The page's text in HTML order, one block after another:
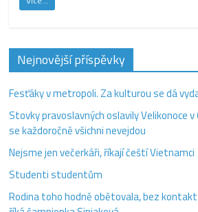
Nejnovější příspěvky
Fesťáky v metropoli. Za kulturou se dá
Stovky pravoslavných oslavily Velikonoce v
se každoročně všichni nevejdou
Nejsme jen večerkáři, říkají čeští Vietnamci
Studenti studentům
Rodina toho hodně obětovala, bez